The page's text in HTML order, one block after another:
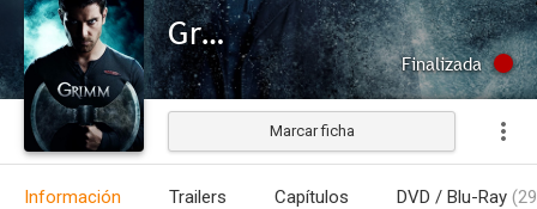
Grimm
Finalizada
Marcar ficha
Información Trailers Capítulos DVD / Blu-Ray